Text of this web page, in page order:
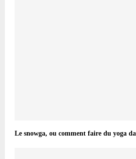
Le snowga, ou comment faire du yoga